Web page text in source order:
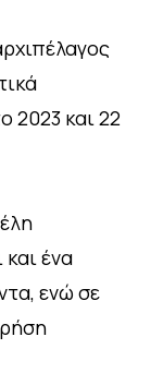
2023 και 22
ένα
ενώ σε